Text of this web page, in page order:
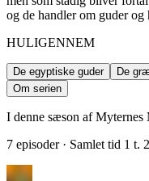
og de handler om guder og
HULIGENNEM
De egyptiske guder De
Om serien
I denne sæson af Myternes
7 episoder · Samlet tid 1 t.